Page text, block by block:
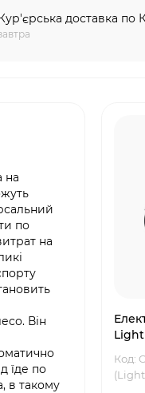
доставка по
на
по
на
Він
їде по
в такому
Код: